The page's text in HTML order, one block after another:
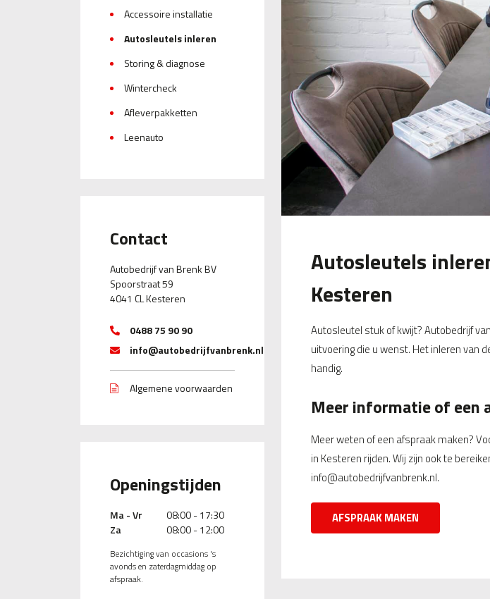
Accessoire installatie
Autosleutels inleren
Storing & diagnose
Wintercheck
Afleverpakketten
Leenauto
Contact
Autobedrijf van Brenk BV
Spoorstraat 59
4041 CL Kesteren
0488 75 90 90
info@autobedrijfvanbrenk.nl
Algemene voorwaarden
Openingstijden
Ma - Vr
08:00 - 17:30
Za
08:00 - 12:00
Bezichtiging van occasions 's
avonds en zaterdagmiddag op
afspraak.
Autosleutels
Kesteren
Autosleutel stuk of kwijt? Autobedrijf
uitvoering die u wenst. Het inleren van
handig.
Meer informatie of een
Meer weten of een afspraak maken?
in Kesteren rijden. Wij zijn ook te
info@autobedrijfvanbrenk.nl.
AFSPRAAK MAKEN